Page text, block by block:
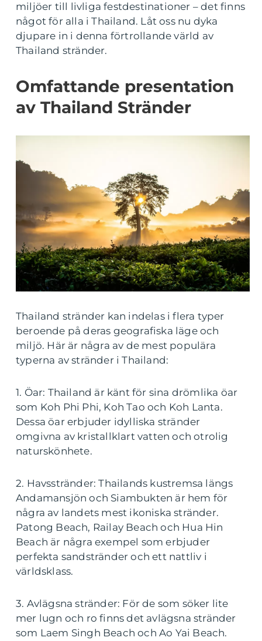
miljöer till livliga festdestinationer – det finns
något för alla i Thailand. Låt oss nu dyka
djupare in i denna förtrollande värld av
Thailand stränder.
Omfattande presentation
av Thailand Stränder
Thailand stränder kan indelas i flera typer
beroende på deras geografiska läge och
miljö. Här är några av de mest populära
typerna av stränder i Thailand:
1. Öar: Thailand är känt för sina drömlika öar
som Koh Phi Phi, Koh Tao och Koh Lanta.
Dessa öar erbjuder idylliska stränder
omgivna av kristallklart vatten och otrolig
naturskönhete.
2. Havsstränder: Thailands kustremsa längs
Andamansjön och Siambukten är hem för
några av landets mest ikoniska stränder.
Patong Beach, Railay Beach och Hua Hin
Beach är några exempel som erbjuder
perfekta sandstränder och ett nattliv i
världsklass.
3. Avlägsna stränder: För de som söker lite
mer lugn och ro finns det avlägsna stränder
som Laem Singh Beach och Ao Yai Beach.